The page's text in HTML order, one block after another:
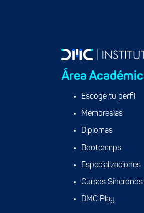
Área
Escoge tu perfil
Membresías
Diplomas
Bootcamps
Especializaciones
Cursos Síncronos
DMC Play